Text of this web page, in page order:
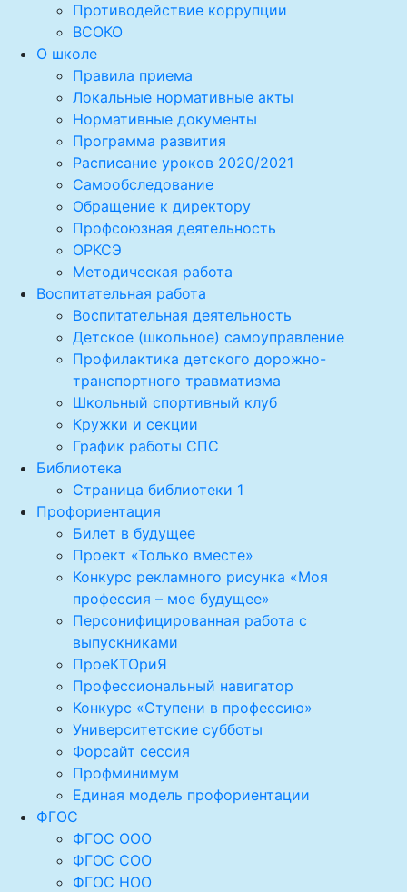
Противодействие коррупции
ВСОКО
О школе
Правила приема
Локальные нормативные акты
Нормативные документы
Программа развития
Расписание уроков 2020/2021
Самообследование
Обращение к директору
Профсоюзная деятельность
ОРКСЭ
Методическая работа
Воспитательная работа
Воспитательная деятельность
Детское (школьное) самоуправление
Профилактика детского дорожно-
транспортного травматизма
Школьный спортивный клуб
Кружки и секции
График работы СПС
Библиотека
Страница библиотеки 1
Профориентация
Билет в будущее
Проект «Только вместе»
Конкурс рекламного рисунка «Моя
профессия – мое будущее»
Персонифицированная работа с
выпускниками
ПроеКТОриЯ
Профессиональный навигатор
Конкурс «Ступени в профессию»
Университетские субботы
Форсайт сессия
Профминимум
Единая модель профориентации
ФГОС
ФГОС ООО
ФГОС СОО
ФГОС НОО